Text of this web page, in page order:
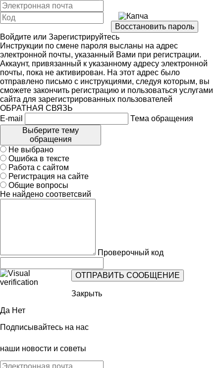
Войдите или Зарегистрируйтесь
Инструкции по смене пароля высланы на адрес
электронной почты, указанный Вами при регистрации.
Аккаунт, привязанный к указанному адресу электронной
почты, пока не активирован. На этот адрес было
отправлено письмо с инструкциями, следуя которым, вы
сможете закончить регистрацию и пользоваться услугами
сайта для зарегистрированных пользователей
ОБРАТНАЯ СВЯЗЬ
E-mail
Тема обращения
Выберите тему
обращения
Не выбрано
Ошибка в тексте
Работа с сайтом
Регистрация на сайте
Общие вопросы
Не найдено соответсвий
Проверочный код
Закрыть
Да Нет
Подписывайтесь на нас
наши новости и советы